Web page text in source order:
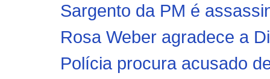
Sargento da PM é
Rosa Weber agradece a
Polícia procura acusado